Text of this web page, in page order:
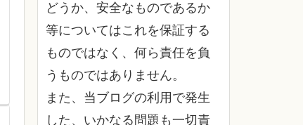
どうか、安全なものであるか
等についてはこれを保証する
ものではなく、何ら責任を負
うものではありません。
また、当ブログの利用で発生
した、いかなる問題も一切責